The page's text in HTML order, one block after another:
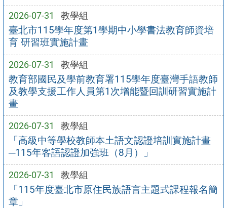
2026-07-31 教學組
臺北市115學年度第1學期中小學書法教育師資培
育 研習班實施計畫
2026-07-31 教學組
教育部國民及學前教育署115學年度臺灣手語教師
及教學支援工作人員第1次增能暨回訓研習實施計
畫
2026-07-31 教學組
「高級中等學校教師本土語文認證培訓實施計畫
─115年客語認證加強班（8月）」
2026-07-31 教學組
「115年度臺北市原住民族語言主題式課程報名簡
章」